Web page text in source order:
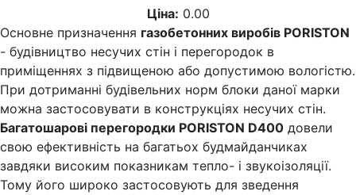
Ціна: 0.00
Основне призначення газобетонних виробів PORISTON
- будівництво несучих стін і перегородок в
приміщеннях з підвищеною або допустимою вологістю.
При дотриманні будівельних норм блоки даної марки
можна застосовувати в конструкціях несучих стін.
Багатошарові перегородки PORISTON D400 довели
свою ефективність на багатьох будмайданчиках
завдяки високим показникам тепло- і звукоізоляції.
Тому його широко застосовують для зведення